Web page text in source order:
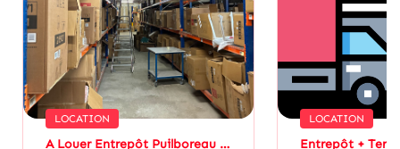
LOCATION
A Louer Entrepôt Puilboreau 2773 M2
LOCATION